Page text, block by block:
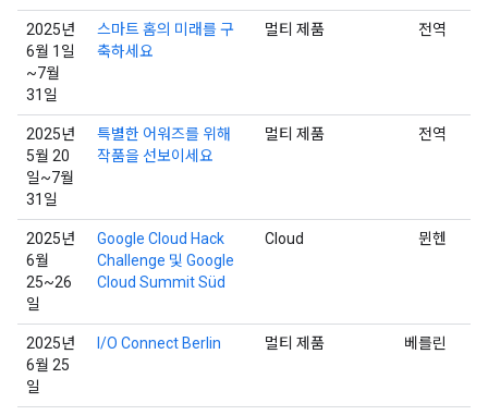
2025년
6월 1일
~7월
31일
스마트 홈의 미래를 구
축하세요
멀티 제품 전역
2025년
5월 20
일~7월
31일
특별한 어워즈를 위해
작품을 선보이세요
멀티 제품 전역
2025년
6월
25~26
일
Google Cloud Hack
Challenge 및 Google
Cloud Summit Süd
Cloud 뮌헨
2025년
6월 25
일
I/O Connect Berlin 멀티 제품 베를린